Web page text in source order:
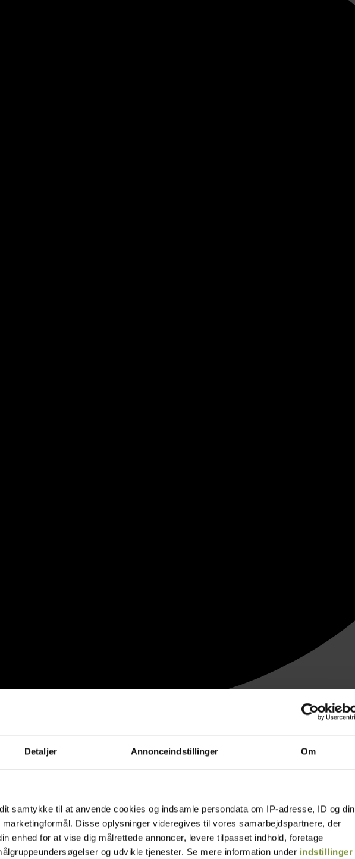
Detaljer Annonceindstillinger Om
samtykke til at anvende cookies og indsamle persondata om IP-adresse, ID og din
Disse oplysninger videregives til vores samarbejdspartnere, der
enhed for at vise dig målrettede annoncer, levere tilpasset indhold, foretage
og udvikle tjenester. Se mere information under indstillinger